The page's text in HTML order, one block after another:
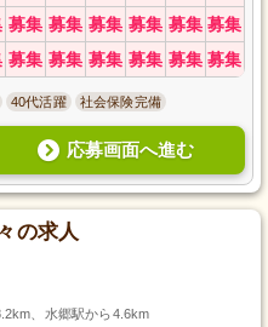
募集 募集 募集 募集 募集 募集
募集 募集 募集 募集 募集 募集
40代活躍 社会保険完備
応募画面へ進む
の求人
、水郷駅から4.6km